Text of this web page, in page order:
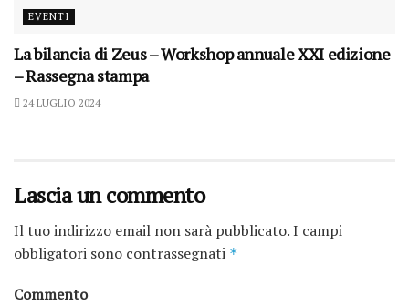
EVENTI
La bilancia di Zeus – Workshop annuale XXI edizione
– Rassegna stampa
24 LUGLIO 2024
Lascia un commento
Il tuo indirizzo email non sarà pubblicato.I campi
obbligatori sono contrassegnati *
Commento